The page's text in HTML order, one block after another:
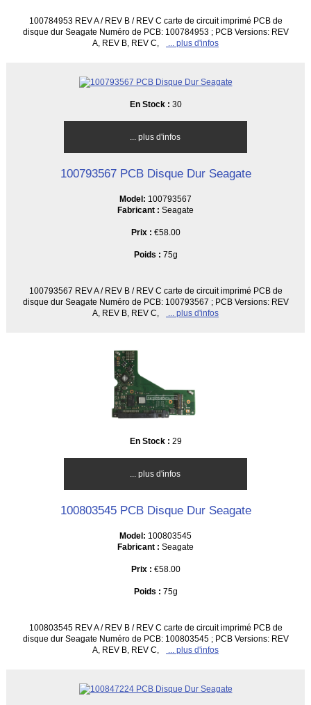
100784953 REV A / REV B / REV C carte de circuit imprimé PCB de
disque dur Seagate Numéro de PCB: 100784953 ; PCB Versions: REV
A, REV B, REV C,
... plus d'infos
En Stock : 30
... plus d'infos
100793567 PCB Disque Dur Seagate
Model: 100793567
Fabricant : Seagate
Prix : €58.00
Poids : 75g
100793567 REV A / REV B / REV C carte de circuit imprimé PCB de
disque dur Seagate Numéro de PCB: 100793567 ; PCB Versions: REV
A, REV B, REV C,
... plus d'infos
En Stock : 29
... plus d'infos
100803545 PCB Disque Dur Seagate
Model: 100803545
Fabricant : Seagate
Prix : €58.00
Poids : 75g
100803545 REV A / REV B / REV C carte de circuit imprimé PCB de
disque dur Seagate Numéro de PCB: 100803545 ; PCB Versions: REV
A, REV B, REV C,
... plus d'infos